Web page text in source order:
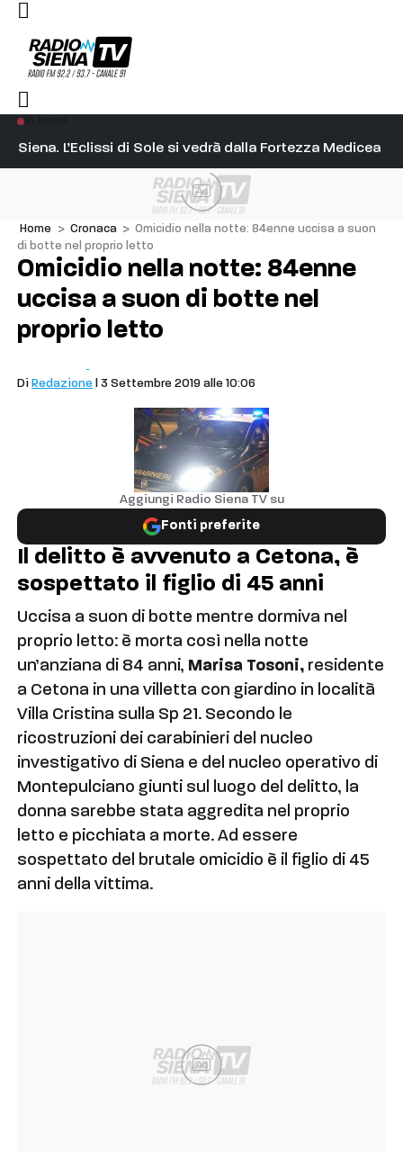
Siena. L’Eclissi di Sole si vedrà dalla Fortezza Medicea
su Diosu sono state poco corrette”
Ad
Home > Cronaca > Omicidio nella notte: 84enne uccisa a suon
di botte nel proprio letto
Omicidio nella notte: 84enne
uccisa a suon di botte nel
proprio letto
Di Redazione | 3 Settembre 2019 alle 10:06
Aggiungi Radio Siena TV su
Fonti preferite
Il delitto è avvenuto a Cetona, è
sospettato il figlio di 45 anni
Uccisa a suon di botte mentre dormiva nel
proprio letto: è morta così nella notte
un’anziana di 84 anni, Marisa Tosoni, residente
a Cetona in una villetta con giardino in località
Villa Cristina sulla Sp 21. Secondo le
ricostruzioni dei carabinieri del nucleo
investigativo di Siena e del nucleo operativo di
Montepulciano giunti sul luogo del delitto, la
donna sarebbe stata aggredita nel proprio
letto e picchiata a morte. Ad essere
sospettato del brutale omicidio è il figlio di 45
anni della vittima.
Ad